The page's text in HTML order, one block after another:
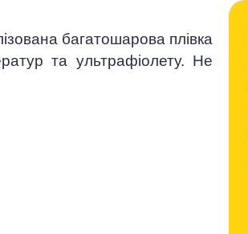
багатошарова плівка
та ультрафіолету. Не